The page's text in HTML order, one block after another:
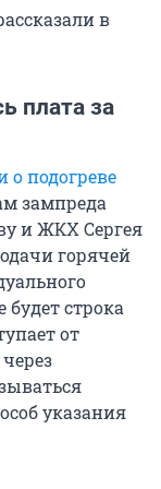
в
плата за
о подогреве
зампреда
и ЖКХ Сергея
горячей
строка
от
указания